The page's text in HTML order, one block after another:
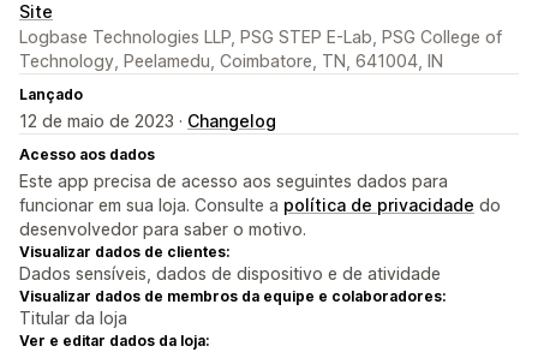
Site
Logbase Technologies LLP, PSG STEP E-Lab, PSG College of
Technology, Peelamedu, Coimbatore, TN, 641004, IN
Lançado
12 de maio de 2023 · Changelog
Acesso aos dados
Este app precisa de acesso aos seguintes dados para
funcionar em sua loja. Consulte a política de privacidade do
desenvolvedor para saber o motivo.
Visualizar dados de clientes:
Dados sensíveis, dados de dispositivo e de atividade
Visualizar dados de membros da equipe e colaboradores:
Titular da loja
Ver e editar dados da loja: